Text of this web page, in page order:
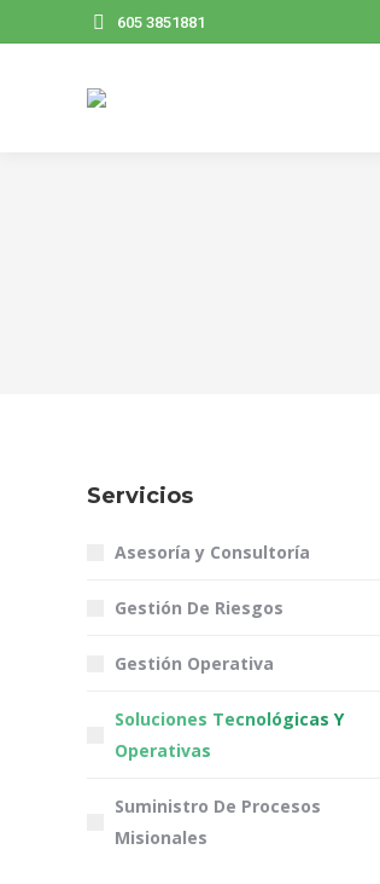
605 3851881
Servicios
Asesoría y Consultoría
Gestión De Riesgos
Gestión Operativa
Soluciones Tecnológicas Y
Operativas
Suministro De Procesos
Misionales